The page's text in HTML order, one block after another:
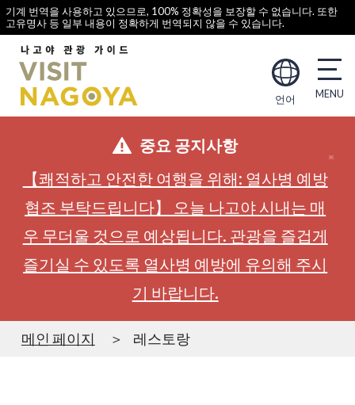
기계 번역을 사용하고 있으므로, 100% 정확성을 보장할 수 없습니다. 또한
고유명사 등 일부 내용이 정확하게 번역되지 않을 수 있습니다.
언어
중요 공지사항
【쾌적하고 안전한 여행을 위해: 열사병 예방
협조 부탁드립니다】 오늘 나고야 시내는 매
우 무더울 것으로 예상됩니다. 관광을 즐겁게
즐기실 수 있도록 열사병 예방에 유의해 주시
기 바랍니다.
메인 페이지 레스토랑